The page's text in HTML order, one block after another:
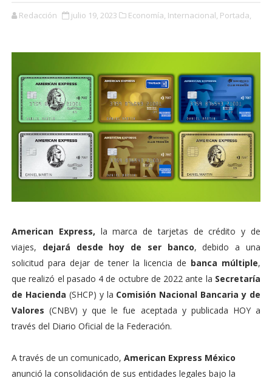
Redacción julio 19, 2023 Economía, Internacional, Portada,
American Express, la marca de tarjetas de crédito y de
viajes, dejará desde hoy de ser banco, debido a una
solicitud para dejar de tener la licencia de banca múltiple,
que realizó el pasado 4 de octubre de 2022 ante la Secretaría
de Hacienda (SHCP) y la Comisión Nacional Bancaria y de
Valores (CNBV) y que le fue aceptada y publicada HOY a
través del Diario Oficial de la Federación.
A través de un comunicado, American Express México
anunció la consolidación de sus entidades legales bajo la